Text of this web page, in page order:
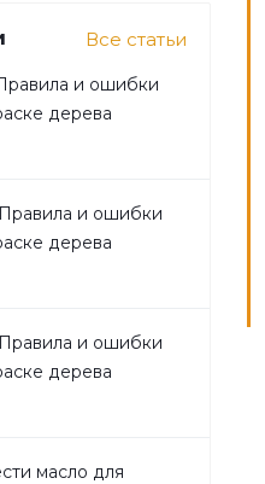
Все статьи
и ошибки
дерева
и ошибки
дерева
и ошибки
дерева
масло для